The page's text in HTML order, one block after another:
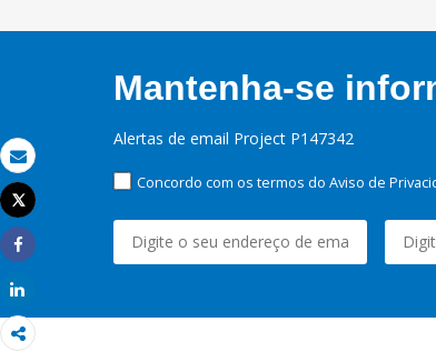
Email
Imprimir
Tweet
Share
Mantenha-se
Alertas de email Project P147342
Concordo com os termos do Aviso de